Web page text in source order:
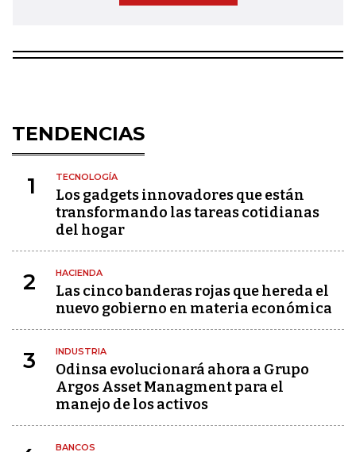
TENDENCIAS
1 TECNOLOGÍA
Los gadgets innovadores que están
transformando las tareas cotidianas
del hogar
2 HACIENDA
Las cinco banderas rojas que hereda el
nuevo gobierno en materia económica
3 INDUSTRIA
Odinsa evolucionará ahora a Grupo
Argos Asset Managment para el
manejo de los activos
BANCOS